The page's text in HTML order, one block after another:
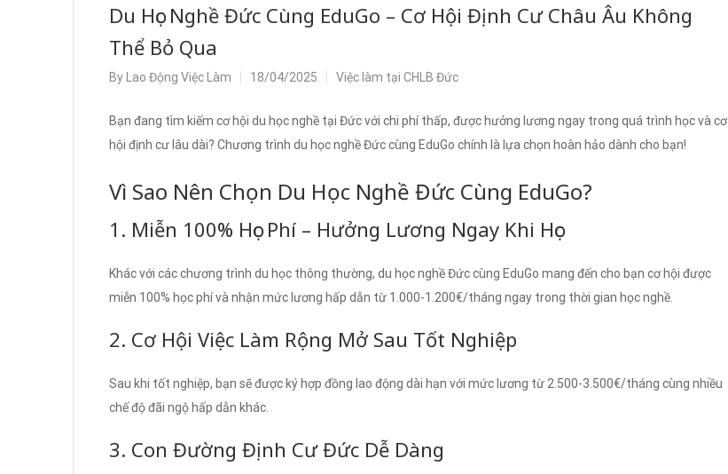
Du Học Nghề Đức Cùng EduGo – Cơ Hội Định Cư Châu Âu Không
Thể Bỏ Qua
By Lao Động Việc Làm 18/04/2025 Việc làm tại CHLB Đức
Bạn đang tìm kiếm cơ hội du học nghề tại Đức với chi phí thấp, được hưởng lương ngay trong quá trình học và cơ
hội định cư lâu dài? Chương trình du học nghề Đức cùng EduGo chính là lựa chọn hoàn hảo dành cho bạn!
Vì Sao Nên Chọn Du Học Nghề Đức Cùng EduGo?
1. Miễn 100% Học Phí – Hưởng Lương Ngay Khi Học
Khác với các chương trình du học thông thường, du học nghề Đức cùng EduGo mang đến cho bạn cơ hội được
miễn 100% học phí và nhận mức lương hấp dẫn từ 1.000-1.200€/tháng ngay trong thời gian học nghề.
2. Cơ Hội Việc Làm Rộng Mở Sau Tốt Nghiệp
Sau khi tốt nghiệp, bạn sẽ được ký hợp đồng lao động dài hạn với mức lương từ 2.500-3.500€/tháng cùng nhiều
chế độ đãi ngộ hấp dẫn khác.
3. Con Đường Định Cư Đức Dễ Dàng